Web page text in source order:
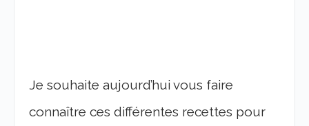
Je souhaite aujourd’hui vous faire
connaître ces différentes recettes pour